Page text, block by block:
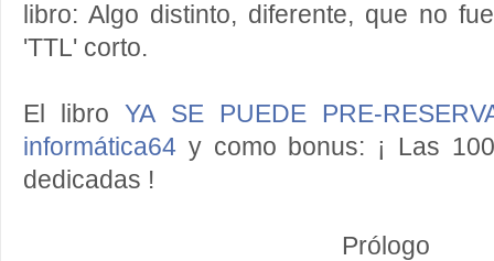
libro: Algo distinto, diferente, que no
'TTL' corto.
El libroYA SE PUEDE PRE-
informática64 y como bonus: ¡ Las
dedicadas !
Prólogo